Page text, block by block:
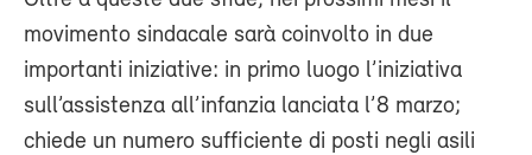
movimento sindacale sarà coinvolto in due
importanti iniziative: in primo luogo l’iniziativa
sull’assistenza all’infanzia lanciata l’8 marzo;
chiede un numero sufficiente di posti negli asili